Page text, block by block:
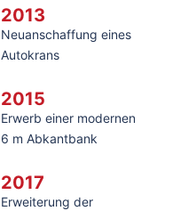
2013
Neuanschaffung eines
Autokrans
2015
Erwerb einer modernen
6 m Abkantbank
2017
Erweiterung der